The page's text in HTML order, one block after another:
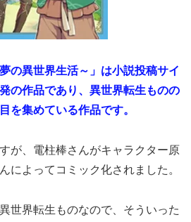
の異世界生活～」は小説投稿サイ
の作品であり、異世界転生ものの
を集めている作品です。
が、電柱棒さんがキャラクター原
によってコミック化されました。
世界転生ものなので、そういった